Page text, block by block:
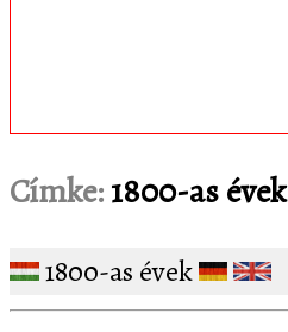
Címke:1800-as évek
1800-as évek